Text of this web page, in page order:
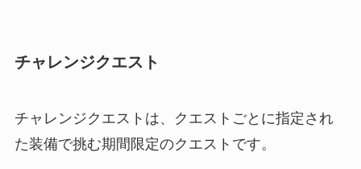
チャレンジクエスト
チャレンジクエストは、クエストごとに指定され
た装備で挑む期間限定のクエストです。